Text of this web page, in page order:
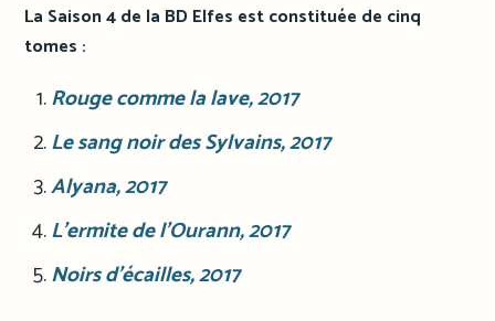
La Saison 4 de la BD Elfes est constituée de cinq
tomes :
Rouge comme la lave, 2017
Le sang noir des Sylvains, 2017
Alyana, 2017
L’ermite de l’Ourann, 2017
Noirs d’écailles, 2017